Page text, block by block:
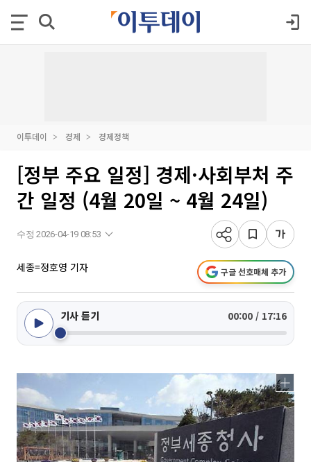
이투데이 경제 경제정책
[정부 주요 일정] 경제·사회부처 주
간 일정 (4월 20일 ~ 4월 24일)
수정 2026-04-19 08:53
세종=정호영 기자 구글 선호매체 추가
기사 듣기 00:00 / 17:16